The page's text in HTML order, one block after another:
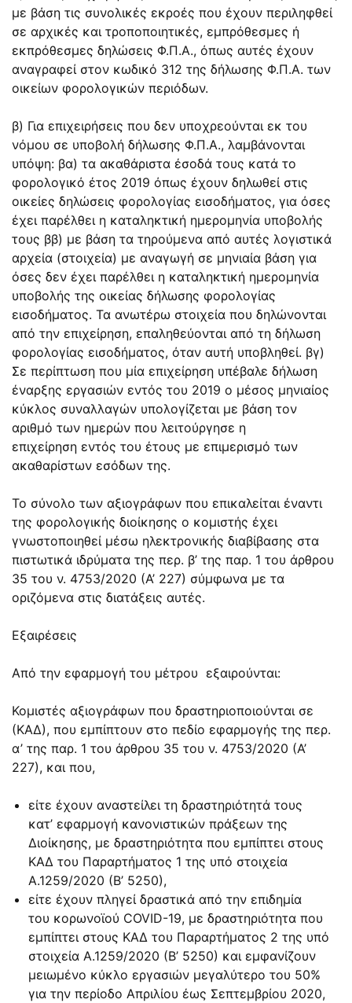
με βάση τις συνολικές εκροές που έχουν περιληφθεί
σε αρχικές και τροποποιητικές, εμπρόθεσμες ή
εκπρόθεσμες δηλώσεις Φ.Π.Α., όπως αυτές έχουν
αναγραφεί στον κωδικό 312 της δήλωσης Φ.Π.Α. των
οικείων φορολογικών περιόδων.
β) Για επιχειρήσεις που δεν υποχρεούνται εκ του
νόμου σε υποβολή δήλωσης Φ.Π.Α., λαμβάνονται
υπόψη: βα) τα ακαθάριστα έσοδά τους κατά το
φορολογικό έτος 2019 όπως έχουν δηλωθεί στις
οικείες δηλώσεις φορολογίας εισοδήματος, για όσες
έχει παρέλθει η καταληκτική ημερομηνία υποβολής
τους ββ) με βάση τα τηρούμενα από αυτές λογιστικά
αρχεία (στοιχεία) με αναγωγή σε μηνιαία βάση για
όσες δεν έχει παρέλθει η καταληκτική ημερομηνία
υποβολής της οικείας δήλωσης φορολογίας
εισοδήματος. Τα ανωτέρω στοιχεία που δηλώνονται
από την επιχείρηση, επαληθεύονται από τη δήλωση
φορολογίας εισοδήματος, όταν αυτή υποβληθεί. βγ)
Σε περίπτωση που μία επιχείρηση υπέβαλε δήλωση
έναρξης εργασιών εντός του 2019 ο μέσος μηνιαίος
κύκλος συναλλαγών υπολογίζεται με βάση τον
αριθμό των ημερών που λειτούργησε η
επιχείρηση εντός του έτους με επιμερισμό των
ακαθαρίστων εσόδων της.
Το σύνολο των αξιογράφων που επικαλείται έναντι
της φορολογικής διοίκησης ο κομιστής έχει
γνωστοποιηθεί μέσω ηλεκτρονικής διαβίβασης στα
πιστωτικά ιδρύματα της περ. β’ της παρ. 1 του άρθρου
35 του ν. 4753/2020 (Α’ 227) σύμφωνα με τα
οριζόμενα στις διατάξεις αυτές.
Εξαιρέσεις
Από την εφαρμογή του μέτρου εξαιρούνται:
Κομιστές αξιογράφων που δραστηριοποιούνται σε
(ΚΑΔ), που εμπίπτουν στο πεδίο εφαρμογής της περ.
α’ της παρ. 1 του άρθρου 35 του ν. 4753/2020 (Α’
227), και που,
είτε έχουν αναστείλει τη δραστηριότητά τους
κατ’ εφαρμογή κανονιστικών πράξεων της
Διοίκησης, με δραστηριότητα που εμπίπτει στους
ΚΑΔ του Παραρτήματος 1 της υπό στοιχεία
Α.1259/2020 (Β’ 5250),
είτε έχουν πληγεί δραστικά από την επιδημία
του κορωνοϊού COVID-19, με δραστηριότητα που
εμπίπτει στους ΚΑΔ του Παραρτήματος 2 της υπό
στοιχεία Α.1259/2020 (Β’ 5250) και εμφανίζουν
μειωμένο κύκλο εργασιών μεγαλύτερο του 50%
για την περίοδο Απριλίου έως Σεπτεμβρίου 2020,